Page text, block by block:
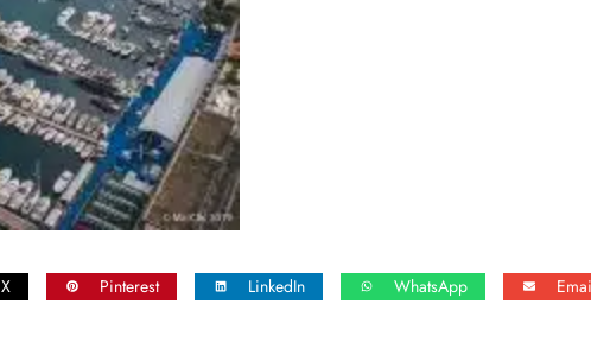
X Pinterest LinkedIn WhatsApp